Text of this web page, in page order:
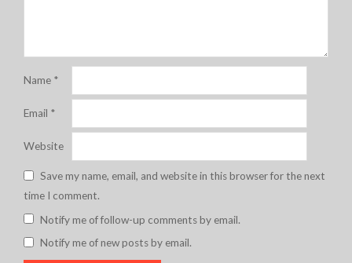
Name *
Email *
Website
Save my name, email, and website in this browser for the next
time I comment.
Notify me of follow-up comments by email.
Notify me of new posts by email.